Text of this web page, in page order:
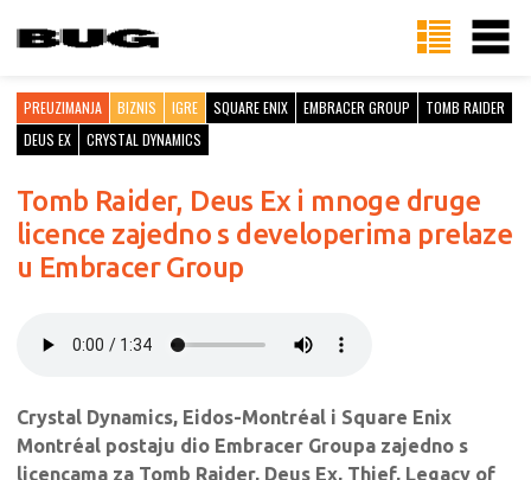
PREUZIMANJA BIZNIS IGRE SQUARE ENIX EMBRACER GROUP
TOMB RAIDER
DEUS EX
CRYSTAL DYNAMICS
Tomb Raider, Deus Ex i mnoge druge
licence zajedno s developerima prelaze
u Embracer Group
Crystal Dynamics, Eidos-Montréal i Square Enix
Montréal postaju dio Embracer Groupa zajedno s
licencama za Tomb Raider, Deus Ex, Thief, Legacy of